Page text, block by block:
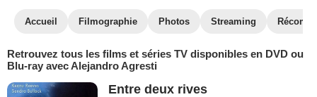
Accueil Filmographie Photos Streaming
Retrouvez tous les films et séries TV disponibles en DVD ou
Blu-ray avec Alejandro Agresti
Entre deux rives